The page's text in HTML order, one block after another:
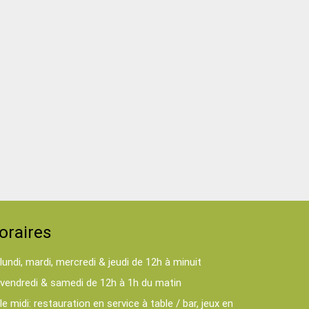
lundi, mardi, mercredi & jeudi de 12h à minuit
vendredi & samedi de 12h à 1h du matin
le midi: restauration en service à table / bar, jeux en